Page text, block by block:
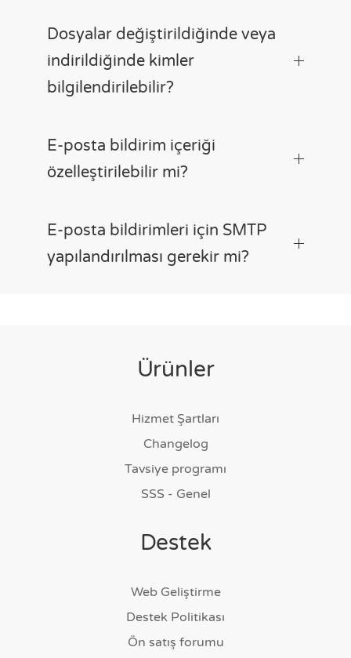
Dosyalar değiştirildiğinde veya
indirildiğinde kimler
bilgilendirilebilir?
E-posta bildirim içeriği
özelleştirilebilir mi?
E-posta bildirimleri için SMTP
yapılandırılması gerekir mi?
Ürünler
Hizmet Şartları
Changelog
Tavsiye programı
SSS - Genel
Destek
Web Geliştirme
Destek Politikası
Ön satış forumu